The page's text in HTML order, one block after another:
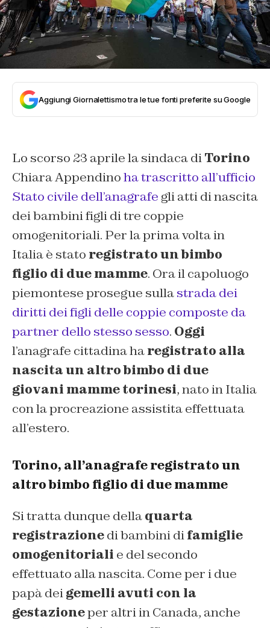
Aggiungi Giornalettismo tra le tue fonti preferite su Google
Lo scorso 23 aprile la sindaca diTorino
Chiara Appendinoha trascritto all’ufficio
Stato civile dell’anagrafe gli atti di nascita
dei bambini figli di tre coppie
omogenitoriali. Per la prima volta in
Italia è stato registrato un bimbo
figlio di due mamme. Ora il capoluogo
piemontese prosegue sullastrada dei
diritti dei figli delle coppie composte da
partner dello stesso sesso. Oggi
l’anagrafe cittadina haregistrato alla
nascita un altro bimbo di due
giovani mamme torinesi, nato in Italia
con la procreazione assistita effettuata
all’estero.
Torino, all’anagrafe registrato un
altro bimbo figlio di due mamme
Si tratta dunque dellaquarta
registrazionedi bambini difamiglie
omogenitoriali e del secondo
effettuato alla nascita. Come per i due
papà deigemelli avuti con la
gestazioneper altri in Canada, anche